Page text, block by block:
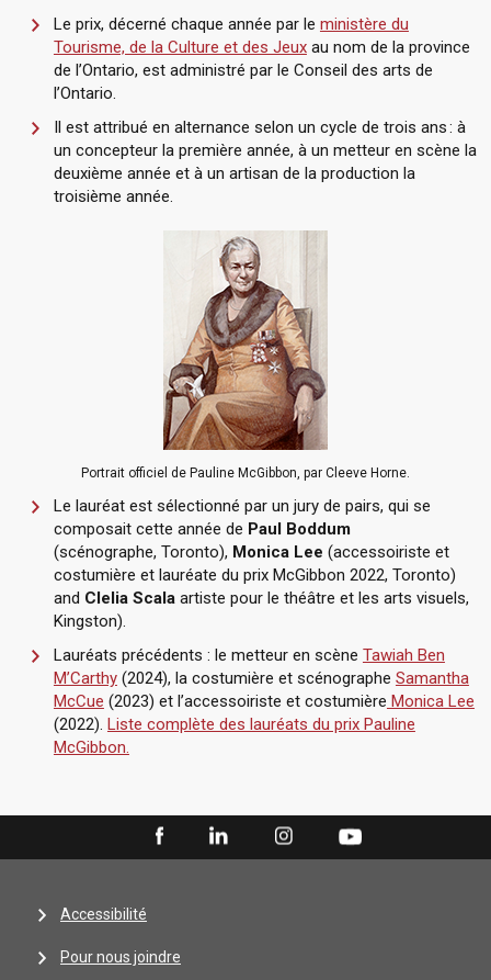
Le prix, décerné chaque année par le ministère du
Tourisme, de la Culture et des Jeuxau nom de la province
de l’Ontario, est administré par le Conseil des arts de
l’Ontario.
Il est attribué en alternance selon un cycle de trois ans : à
un concepteur la première année, à un metteur en scène la
deuxième année et à un artisan de la production la
troisième année.
Portrait officiel de Pauline McGibbon, par Cleeve Horne.
Le lauréat est sélectionné par un jury de pairs, qui se
composait cette année de Paul Boddum
(scénographe, Toronto), Monica Lee (accessoiriste et
costumière et lauréate du prix McGibbon 2022, Toronto)
and Clelia Scalaartiste pour le théâtre et les arts visuels,
Kingston).
Lauréats précédents : le metteur en scène Tawiah Ben
M’Carthy(2024), la costumière et scénographe Samantha
McCue (2023) et l’accessoiriste et costumière Monica Lee
(2022). Liste complète des lauréats du prix Pauline
McGibbon.
Accessibilité
Pour nous joindre